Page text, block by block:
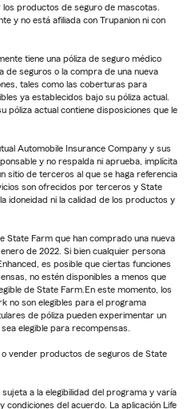
productos de seguro de mascotas.
y no está afiliada con Trupanion ni con
tiene una póliza de seguro médico
de seguros o la compra de una nueva
tales como las coberturas para
ya establecidos bajo su póliza actual.
póliza actual contiene disposiciones que le
Automobile Insurance Company y sus
y no respalda ni aprueba, implícita
sitio de terceros al que se haga referencia
son ofrecidos por terceros y State
idoneidad ni la calidad de los productos y
State Farm que han comprado una nueva
de 2022. Si bien cualquier persona
es posible que ciertas funciones
no estén disponibles a menos que
de State Farm.En este momento, los
no son elegibles para el programa
de póliza pueden experimentar un
elegible para recompensas.
vender productos de seguros de State
a la elegibilidad del programa y varía
condiciones del acuerdo. La aplicación Life